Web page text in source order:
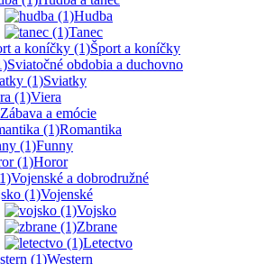
Hudba
Tanec
Šport a koníčky
Sviatočné obdobia a duchovno
Sviatky
Viera
Zábava a emócie
Romantika
Funny
Horor
Vojenské a dobrodružné
Vojenské
Vojsko
Zbrane
Letectvo
Western